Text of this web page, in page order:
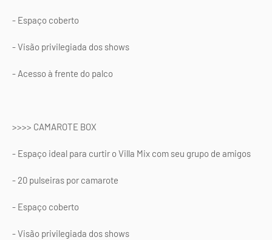
- Espaço coberto
- Visão privilegiada dos shows
- Acesso à frente do palco
>>>> CAMAROTE BOX
- Espaço ideal para curtir o Villa Mix com seu grupo de amigos
- 20 pulseiras por camarote
- Espaço coberto
- Visão privilegiada dos shows